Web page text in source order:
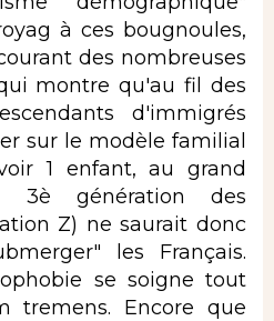
à ces bougnoules,
des nombreuses
montre qu'au fil des
d'immigrés
sur le modèle familial
1 enfant, au grand
3è génération des
Z) ne saurait donc
les Français.
se soigne tout
tremens. Encore que